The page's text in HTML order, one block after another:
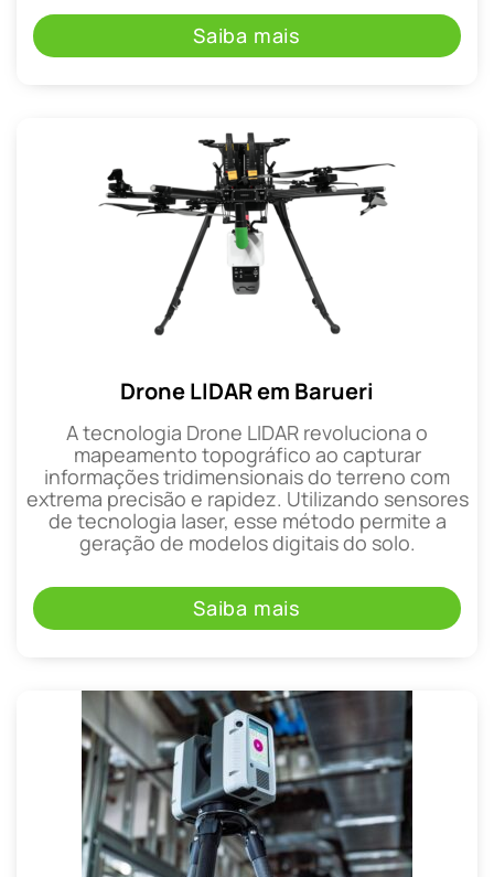
Saiba mais
Drone LIDAR em Barueri
A tecnologia Drone LIDAR revoluciona o
mapeamento topográfico ao capturar
informações tridimensionais do terreno com
extrema precisão e rapidez. Utilizando sensores
de tecnologia laser, esse método permite a
geração de modelos digitais do solo.
Saiba mais